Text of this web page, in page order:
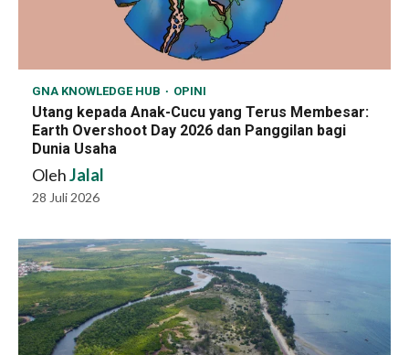
GNA KNOWLEDGE HUB OPINI
Utang kepada Anak-Cucu yang Terus Membesar:
Earth Overshoot Day 2026 dan Panggilan bagi
Dunia Usaha
OlehJalal
28 Juli 2026